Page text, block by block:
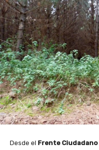
Desde el Frente